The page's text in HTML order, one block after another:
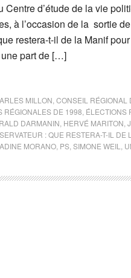
Centre d’étude de la vie
à l’occasion de la sortie
restera-t-il de la Manif
part de […]
MILLON CONSEIL RÉGIONAL
RÉGIONALES DE 1998 ÉLECTIONS
DARMANIN HERVÉ MARITON
: QUE RESTERA-T-IL DE
MORANO PS SIMONE WEIL